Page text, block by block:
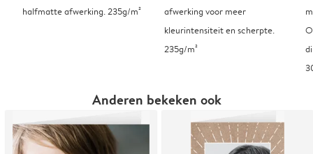
halfmatte afwerking. 235g/m²
afwerking voor meer
kleurintensiteit en scherpte.
235g/m²
Anderen bekeken ook